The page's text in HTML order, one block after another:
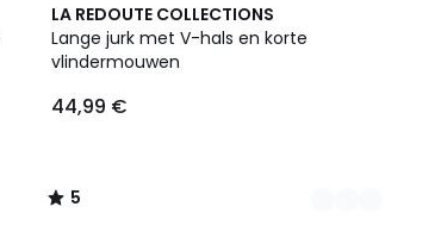
LA REDOUTE COLLECTIONS
Lange jurk met V-hals en korte
vlindermouwen
44,99 €
5
/
5
2
Kleuren
5
/